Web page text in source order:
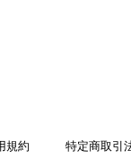
規約 特定商取引